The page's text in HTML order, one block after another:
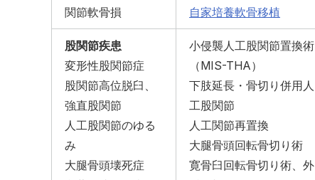
関節軟骨損
自家培養軟骨移植
股関節疾患
変形性股関節症
股関節高位脱臼、
強直股関節
人工股関節のゆる
み
大腿骨頭壊死症
小侵襲人工股関節置換術
（MIS-THA）
下肢延長・骨切り併用人
工股関節
人工関節再置換
大腿骨頭回転骨切り術
寛骨臼回転骨切り術、外